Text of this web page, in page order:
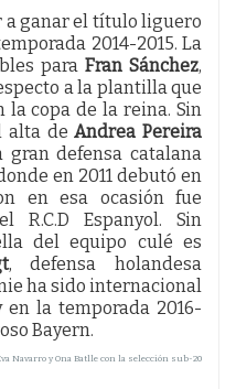
a ganar el título liguero
2014-2015. La
paraFran Sánchez,
a la plantilla que
copa de la reina. Sin
alta deAndrea Pereira
defensa catalana
en 2011 debutó en
en esa ocasión fue
R.C.D Espanyol. Sin
del equipo culé es
, defensa holandesa
ha sido internacional
en la temporada 2016-
Bayern.
Navarro y Ona Batlle con la selección sub-20